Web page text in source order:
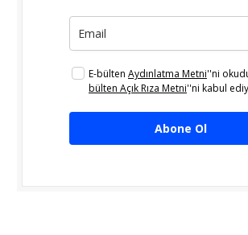
E-bülten Aydınlatma Metni''ni
bülten Açık Rıza Metni''ni kabul
Abone Ol